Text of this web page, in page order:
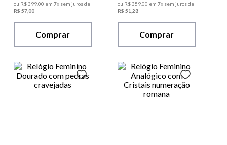
ou R$39900 em 7x sem juros de
R$ 5700
Comprar
ou R$35900 em 7x sem juros de
R$ 51 28
Comprar